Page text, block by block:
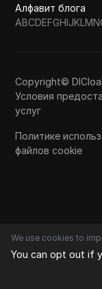
Алфавит блога
ABCDEFGHIJKLMN
Copyright©
Условия
услуг
Политике
файлов cookie
We use cookies to
You can opt out if